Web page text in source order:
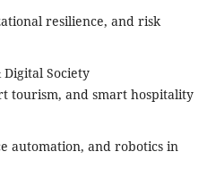
resilience, and risk
Society
tourism, and smart hospitality
automation, and robotics in